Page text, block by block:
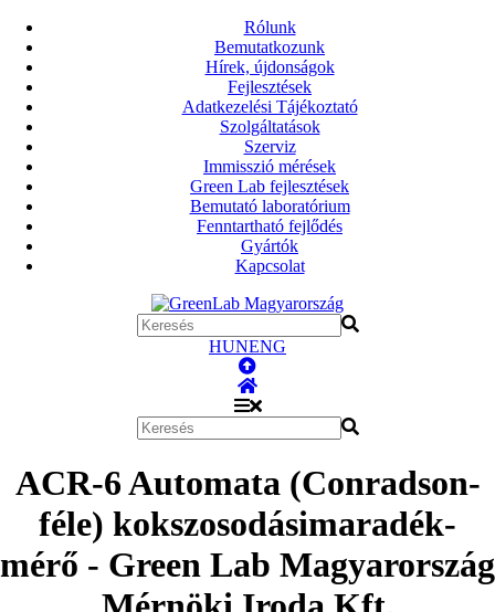
Rólunk
Bemutatkozunk
Hírek, újdonságok
Fejlesztések
Adatkezelési Tájékoztató
Szolgáltatások
Szerviz
Immisszió mérések
Green Lab fejlesztések
Bemutató laboratórium
Fenntartható fejlődés
Gyártók
Kapcsolat
HUNENG
ACR-6 Automata (Conradson-
féle) kokszosodásimaradék-
mérő - Green Lab Magyarország